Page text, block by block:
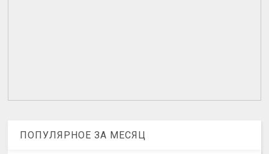
ПОПУЛЯРНОЕ ЗА МЕСЯЦ